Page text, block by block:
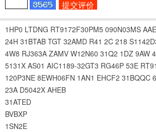
1HP0 LTDNG RT9172F30PM5 090N03MS
24H 31BTAB TGT 32AMD R41 2C 218
4W8 RJ363A ZAMV W12N60 31Q2 1DZ 9AW
5131X AS01 AIC1189-32GT3 RG46P 53E
120P3NE 8EWH06FN 1AN1 EHCF2 31BQQC
23A D5042X AHEB
31ATED
BVBXP
1SN2E